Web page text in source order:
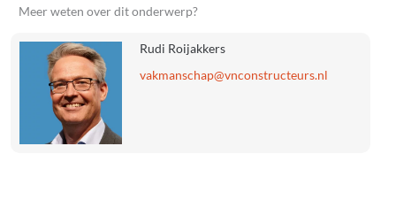
Meer weten over dit onderwerp?
Rudi Roijakkers
ln.sruetcurtsnocnv
@pahcsnamkav